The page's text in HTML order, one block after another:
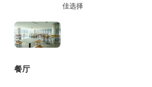
佳选择
餐厅